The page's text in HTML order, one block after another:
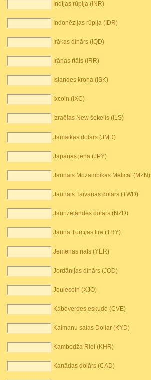
Indijas rūpija (INR)
Indonēzijas rūpija (IDR)
Irākas dinārs (IQD)
Irānas riāls (IRR)
Islandes krona (ISK)
Ixcoin (IXC)
Izraēlas New šekelis (ILS)
Jamaikas dolārs (JMD)
Japānas jena (JPY)
Jaunais Mozambikas Metical (MZN)
Jaunais Taivānas dolārs (TWD)
Jaunzēlandes dolārs (NZD)
Jaunā Turcijas lira (TRY)
Jemenas riāls (YER)
Jordānijas dinārs (JOD)
Joulecoin (XJO)
Kaboverdes eskudo (CVE)
Kaimanu salas Dollar (KYD)
Kambodža Riel (KHR)
Kanādas dolārs (CAD)